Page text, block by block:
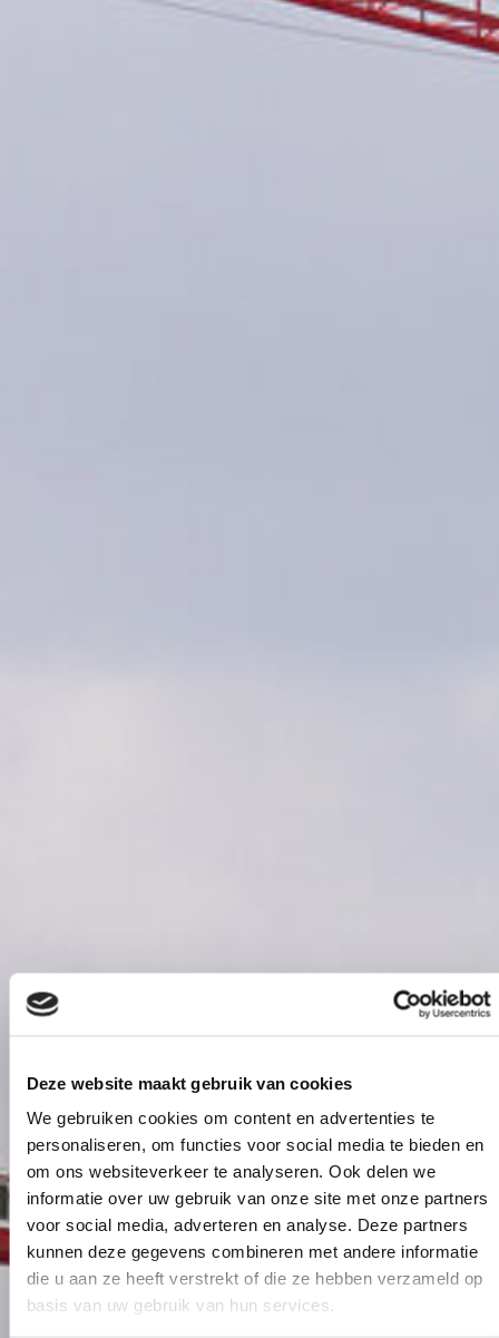
Deze website maakt gebruik van cookies
We gebruiken cookies om content en advertenties te
personaliseren, om functies voor social media te bieden en
om ons websiteverkeer te analyseren. Ook delen we
informatie over uw gebruik van onze site met onze partners
voor social media, adverteren en analyse. Deze partners
kunnen deze gegevens combineren met andere informatie
die u aan ze heeft verstrekt of die ze hebben verzameld op
basis van uw gebruik van hun services.
Elisabeth-
Tweesteden
Ziekenhuis Tilburg